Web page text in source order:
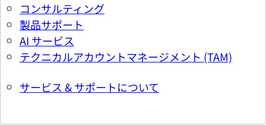
コンサルティング
製品サポート
AI サービス
テクニカルアカウントマネージメント (TAM)
サービス & サポートについて